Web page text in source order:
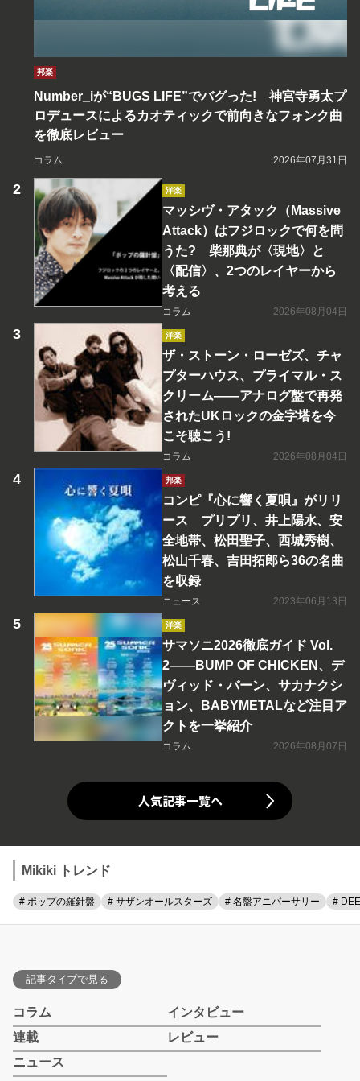
邦楽
Number_iが“BUGS LIFE”でバグった! 神宮寺勇太プ
ロデュースによるカオティックで前向きなフォンク曲
を徹底レビュー
コラム 2026年07月31日
洋楽
マッシヴ・アタック（Massive
Attack）はフジロックで何を問
うた? 柴那典が〈現地〉と
〈配信〉、2つのレイヤーから
考える
コラム 2026年08月04日
洋楽
ザ・ストーン・ローゼズ、チャ
プターハウス、プライマル・ス
クリーム――アナログ盤で再発
されたUKロックの金字塔を今
こそ聴こう!
コラム 2026年08月04日
邦楽
コンピ『心に響く夏唄』がリリ
ース プリプリ、井上陽水、安
全地帯、松田聖子、西城秀樹、
松山千春、吉田拓郎ら36の名曲
を収録
ニュース 2023年06月13日
洋楽
サマソニ2026徹底ガイド Vol.
2――BUMP OF CHICKEN、デ
ヴィッド・バーン、サカナクシ
ョン、BABYMETALなど注目ア
クトを一挙紹介
コラム 2026年08月07日
人気記事一覧へ
Mikiki トレンド
# ポップの羅針盤 # サザンオールスターズ # 名盤アニバーサリー #
記事タイプで見る
コラム
インタビュー
連載
レビュー
ニュース